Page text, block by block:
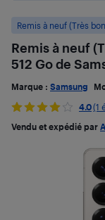
Remis à neuf (Très
Remis à neuf
512 Go de
Marque : Samsung
4.0(1
Vendu et expédié par